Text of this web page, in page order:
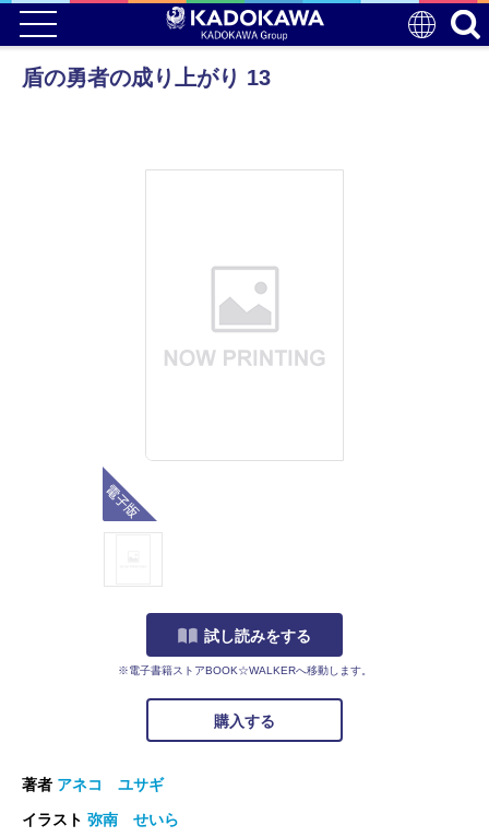
盾の勇者の成り上がり 13
試し読みをする
※電子書籍ストアBOOK☆WALKERへ移動します。
購入する
著者 アネコ ユサギ
イラスト 弥南 せいら